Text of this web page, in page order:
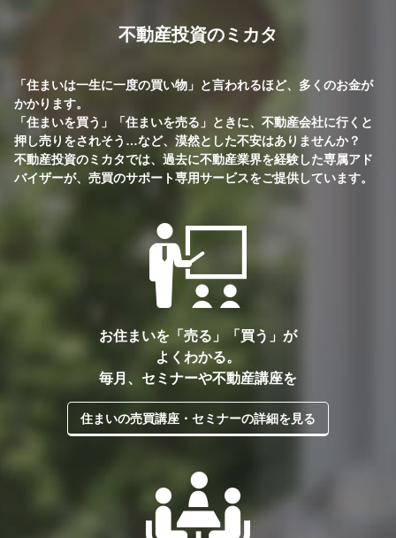
不動産投資のミカタ
「住まいは一生に一度の買い物」と言われるほど、多くのお金が
かかります。
「住まいを買う」「住まいを売る」ときに、不動産会社に行くと
押し売りをされそう…など、漠然とした不安はありませんか？
不動産投資のミカタでは、過去に不動産業界を経験した専属アド
バイザーが、売買のサポート専用サービスをご提供しています。
お住まいを「売る」「買う」が
よくわかる。
毎月、セミナーや不動産講座を
住まいの売買講座・セミナーの詳細を見る